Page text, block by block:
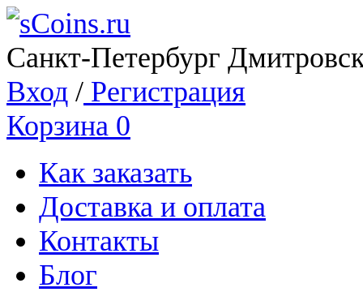
Санкт-Петербург
Вход / Регистрация
Корзина 0
Как заказать
Доставка и оплата
Контакты
Блог